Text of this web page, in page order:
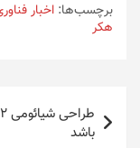
برچسب‌ها: اخبار
هکر
راهبری
نوشته
باشد